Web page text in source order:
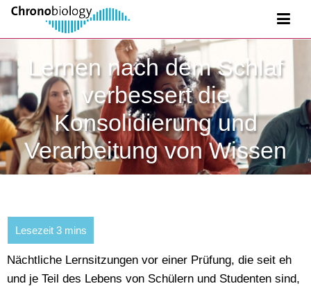
Lernen nach dem Schlaf
verbessert die
Konsolidierung und
Verarbeitung von Wissen
Nächtliche Lernsitzungen vor einer Prüfung, die seit eh
und je Teil des Lebens von Schülern und Studenten sind,